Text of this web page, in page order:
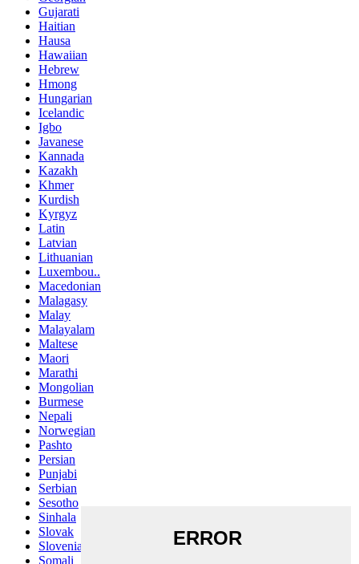
Gujarati
Haitian
Hausa
Hawaiian
Hebrew
Hmong
Hungarian
Icelandic
Igbo
Javanese
Kannada
Kazakh
Khmer
Kurdish
Kyrgyz
Latin
Latvian
Lithuanian
Luxembou..
Macedonian
Malagasy
Malay
Malayalam
Maltese
Maori
Marathi
Mongolian
Burmese
Nepali
Norwegian
Pashto
Persian
Punjabi
Serbian
Sesotho
Sinhala
Slovak
Slovenian
Somali